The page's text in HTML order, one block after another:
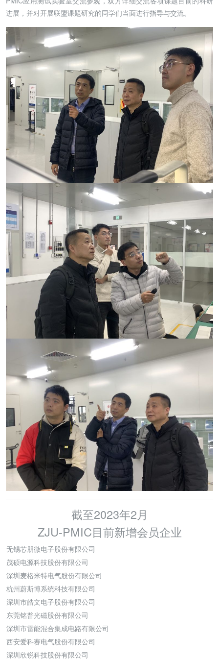
进展，并对开展联盟课题研究的同学们当面进行指导与交流。
截至2023年2月
ZJU-PMIC目前新增会员企业
无锡芯朋微电子股份有限公司
茂硕电源科技股份有限公司
深圳麦格米特电气股份有限公司
杭州蔚斯博系统科技有限公司
深圳市皓文电子股份有限公司
东莞铭普光磁股份有限公司
深圳市雷能混合集成电路有限公司
西安爱科赛电气股份有限公司
深圳欣锐科技股份有限公司